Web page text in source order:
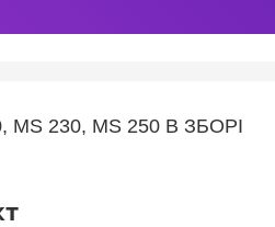
230, MS 250 В ЗБОРІ